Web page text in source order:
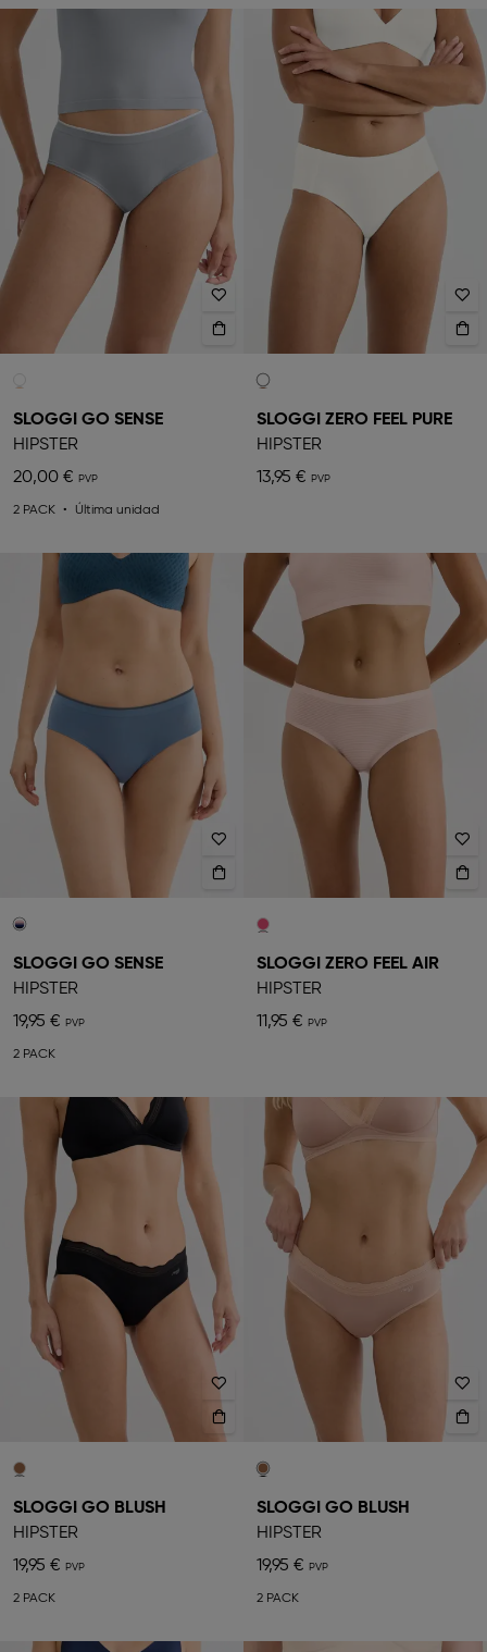
SLOGGI GO SENSE
HIPSTER
20,00 €
2 PACK Última unidad
SLOGGI ZERO FEEL PURE
HIPSTER
13,95 €
SLOGGI GO SENSE
HIPSTER
19,95 €
2 PACK
SLOGGI ZERO FEEL AIR
HIPSTER
11,95 €
SLOGGI GO BLUSH
HIPSTER
19,95 €
2 PACK
SLOGGI GO BLUSH
HIPSTER
19,95 €
2 PACK